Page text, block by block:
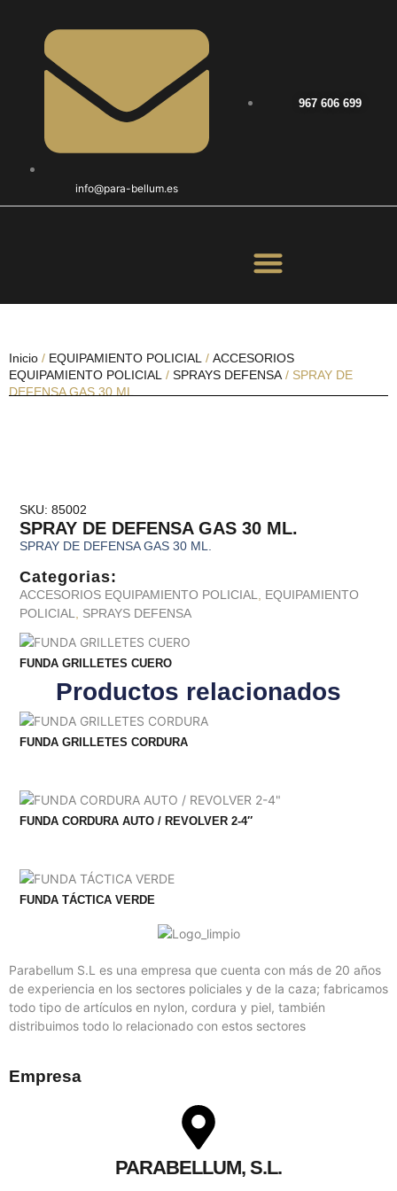
info@para-bellum.es
967 606 699
Inicio / EQUIPAMIENTO POLICIAL / ACCESORIOS
EQUIPAMIENTO POLICIAL / SPRAYS DEFENSA / SPRAY DE
DEFENSA GAS 30 ML.
SKU: 85002
SPRAY DE DEFENSA GAS 30 ML.
SPRAY DE DEFENSA GAS 30 ML.
Categorias:
ACCESORIOS EQUIPAMIENTO POLICIAL
EQUIPAMIENTO
POLICIAL
SPRAYS DEFENSA
Productos relacionados
FUNDA GRILLETES CUERO
FUNDA GRILLETES CORDURA
FUNDA CORDURA AUTO / REVOLVER 2-4″
FUNDA TÁCTICA VERDE
Parabellum S.L es una empresa que cuenta con más de 20 años
de experiencia en los sectores policiales y de la caza; fabricamos
todo tipo de artículos en nylon, cordura y piel, también
distribuimos todo lo relacionado con estos sectores
Empresa
PARABELLUM, S.L.